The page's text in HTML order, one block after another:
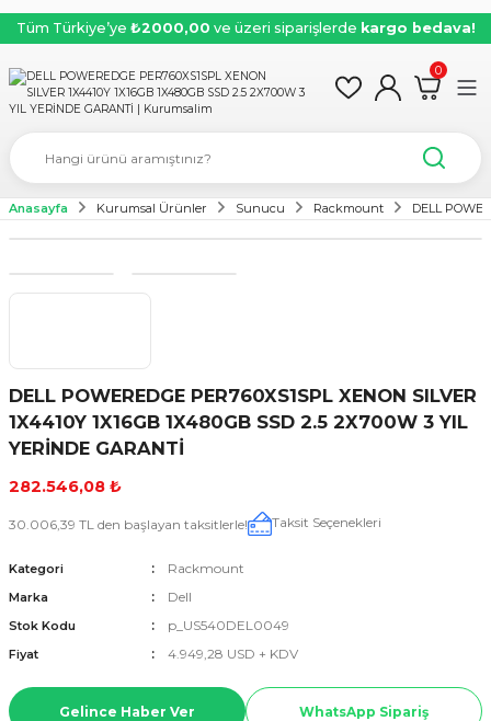
Tüm Türkiye’ye ₺2000,00 ve üzeri siparişlerde kargo bedava!
0
Anasayfa Kurumsal Ürünler Sunucu Rackmount DELL
DELL POWEREDGE PER760XS1SPL XENON SILVER
1X4410Y 1X16GB 1X480GB SSD 2.5 2X700W 3 YIL
YERİNDE GARANTİ
282.546,08 ₺
30.006,39 TL den başlayan taksitlerle! Taksit Seçenekleri
Kategori Rackmount
Marka Dell
Stok Kodu p_US540DEL0049
Fiyat 4.949,28 USD + KDV
Gelince Haber Ver WhatsApp Sipariş